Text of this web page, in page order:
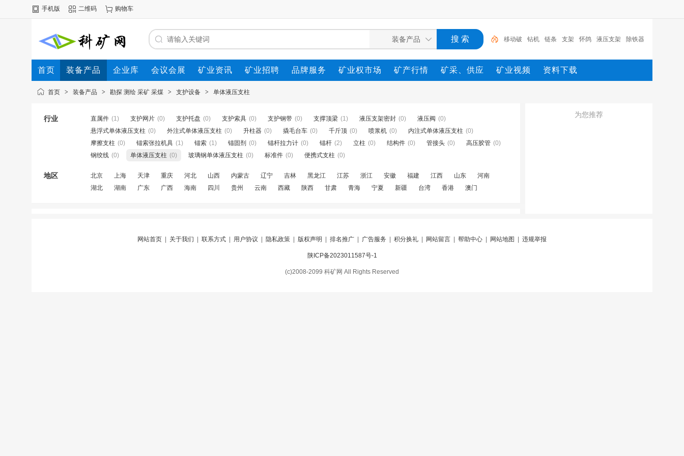
手机版 二维码 购物车
移动破 钻机 链条 支架 怀鸽 液压支架 除铁器
锚杆 电机 矿 移动破
首页 装备产品 企业库 会议会展 矿业资讯 矿业招聘 品牌服务 矿业权市场 矿产行情 矿采、供应 矿业视频 资料下载
首页 > 装备产品 > 勘探 测绘 采矿 采煤 > 支护设备 > 单体液压支柱
行业 直属件 (1) 支护网片 (0) 支护托盘 (0) 支护索具 (0) 支护钢带 (0) 支撑顶梁 (1) 液压支架密封 (0) 液压阀 (0)
悬浮式单体液压支柱 (0) 外注式单体液压支柱 (0) 升柱器 (0) 撬毛台车 (0) 千斤顶 (0) 喷浆机 (0) 内注式单体液压支柱 (0)
摩擦支柱 (0) 锚索张拉机具 (1) 锚索 (1) 锚固剂 (0) 锚杆拉力计 (0) 锚杆 (2) 立柱 (0) 结构件 (0) 管接头 (0) 高压胶管 (0)
钢绞线 (0) 单体液压支柱 (0) 玻璃钢单体液压支柱 (0) 标准件 (0) 便携式支柱 (0)
地区 北京 上海 天津 重庆 河北 山西 内蒙古 辽宁 吉林 黑龙江 江苏 浙江 安徽 福建 江西 山东
河南
湖北
湖南 广东 广西 海南 四川 贵州 云南 西藏 陕西 甘肃 青海 宁夏 新疆 台湾 香港 澳门
为您推荐
网站首页 关于我们 联系方式 用户协议 隐私政策 版权声明 排名推广 广告服务 积分换礼 网站留言 帮助中心 网站地图 违规举报
陕ICP备2023011587号-1
(c)2008-2099 科矿网 All Rights Reserved